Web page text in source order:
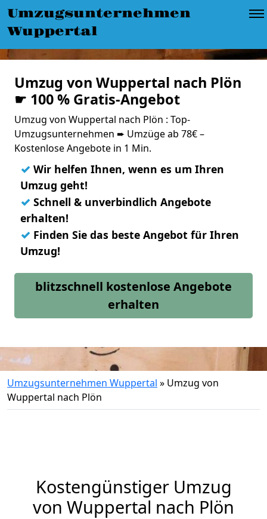
Umzugsunternehmen
Wuppertal
Umzug von Wuppertal nach Plön
☛ 100 % Gratis-Angebot
Umzug von Wuppertal nach Plön : Top-
Umzugsunternehmen ➨ Umzüge ab 78€ –
Kostenlose Angebote in 1 Min.
✓ Wir helfen Ihnen, wenn es um Ihren
Umzug geht!
✓ Schnell & unverbindlich Angebote
erhalten!
✓ Finden Sie das beste Angebot für Ihren
Umzug!
blitzschnell kostenlose Angebote
erhalten
Umzugsunternehmen Wuppertal » Umzug von
Wuppertal nach Plön
Kostengünstiger Umzug
von Wuppertal nach Plön